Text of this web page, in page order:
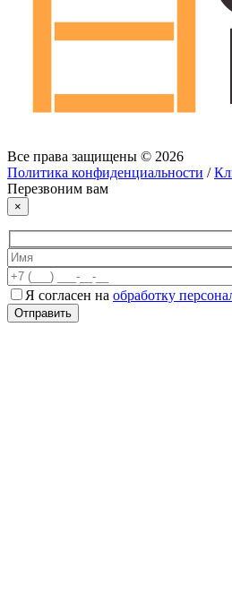
Все права защищены © 2026
Политика конфиденциальности /
Перезвоним вам
×
Я согласен на обработку